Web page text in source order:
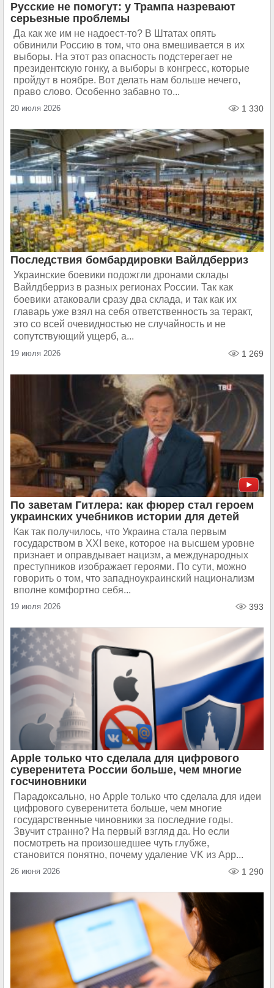
Русские не помогут: у Трампа назревают
серьезные проблемы
Да как же им не надоест-то? В Штатах опять
обвинили Россию в том, что она вмешивается в их
выборы. На этот раз опасность подстерегает не
президентскую гонку, а выборы в конгресс, которые
пройдут в ноябре. Вот делать нам больше нечего,
право слово. Особенно забавно то...
20 июля 2026 1 330
Последствия бомбардировки Вайлдберриз
Украинские боевики подожгли дронами склады
Вайлдберриз в разных регионах России. Так как
боевики атаковали сразу два склада, и так как их
главарь уже взял на себя ответственность за теракт,
это со всей очевидностью не случайность и не
сопутствующий ущерб, а...
19 июля 2026 1 269
По заветам Гитлера: как фюрер стал героем
украинских учебников истории для детей
Как так получилось, что Украина стала первым
государством в XXI веке, которое на высшем уровне
признает и оправдывает нацизм, а международных
преступников изображает героями. По сути, можно
говорить о том, что западноукраинский национализм
вполне комфортно себя...
19 июля 2026 393
Apple только что сделала для цифрового
суверенитета России больше, чем многие
госчиновники
Парадоксально, но Apple только что сделала для идеи
цифрового суверенитета больше, чем многие
государственные чиновники за последние годы.
Звучит странно? На первый взгляд да. Но если
посмотреть на произошедшее чуть глубже,
становится понятно, почему удаление VK из App...
26 июня 2026 1 290